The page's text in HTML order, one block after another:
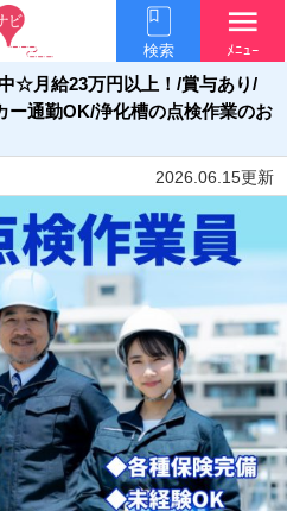
検索
menu
ﾒﾆｭｰ
☆月給23万円以上！/賞与あり/
ー通勤OK/浄化槽の点検作業のお
2026.06.15更新